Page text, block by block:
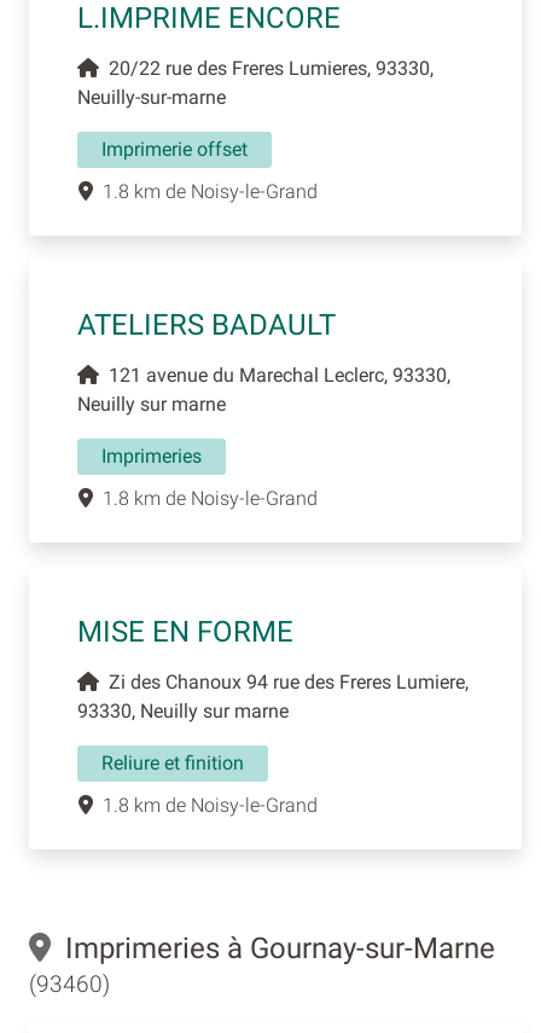
L.IMPRIME ENCORE
20/22 rue des Freres Lumieres, 93330,
Neuilly-sur-marne
Imprimerie offset
1.8 km de Noisy-le-Grand
ATELIERS BADAULT
121 avenue du Marechal Leclerc, 93330,
Neuilly sur marne
Imprimeries
1.8 km de Noisy-le-Grand
MISE EN FORME
Zi des Chanoux 94 rue des Freres Lumiere,
93330, Neuilly sur marne
Reliure et finition
1.8 km de Noisy-le-Grand
Imprimeries à Gournay-sur-Marne
(93460)